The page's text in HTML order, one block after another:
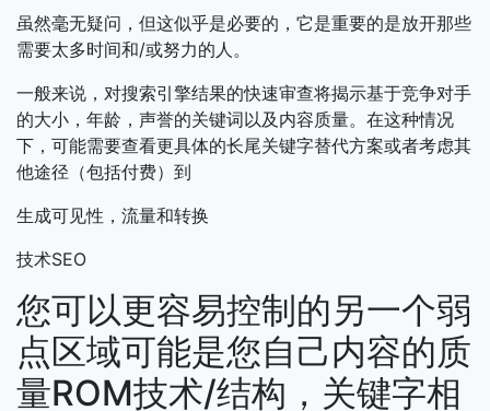
虽然毫无疑问，但这似乎是必要的，它是重要的是放开那些
需要太多时间和/或努力的人。
一般来说，对搜索引擎结果的快速审查将揭示基于竞争对手
的大小，年龄，声誉的关键词以及内容质量。在这种情况
下，可能需要查看更具体的长尾关键字替代方案或者考虑其
他途径（包括付费）到
生成可见性，流量和转换
技术SEO
您可以更容易控制的另一个弱
点区域可能是您自己内容的质
量ROM技术/结构，关键字相